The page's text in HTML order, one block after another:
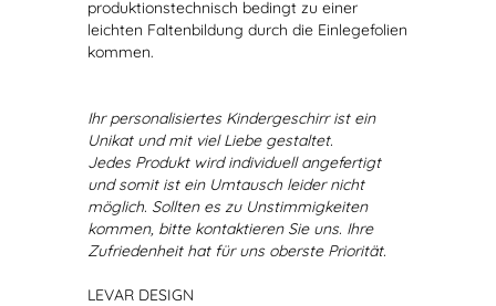
produktionstechnisch bedingt zu einer
leichten Faltenbildung durch die Einlegefolien
kommen.
Ihr personalisiertes Kindergeschirr ist ein
Unikat und mit viel Liebe gestaltet.
Jedes Produkt wird individuell angefertigt
und somit ist ein Umtausch leider nicht
möglich. Sollten es zu Unstimmigkeiten
kommen, bitte kontaktieren Sie uns. Ihre
Zufriedenheit hat für uns oberste Priorität.
LEVAR DESIGN